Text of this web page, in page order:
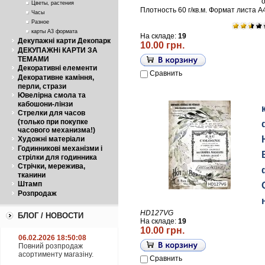
Цветы, растения
Часы
Разное
карты А3 формата
Декупажні карти Декопарк
ДЕКУПАЖНі КАРТИ ЗА
ТЕМАМИ
Декоративні елементи
Декоративне каміння,
перли, стрази
Ювелірна смола та
кабошони-лінзи
Стрелки для часов
(только при покупке
часового механизма!)
Художні матеріали
Годинникові механізми і
стрілки для годинника
Стрічки, мережива,
тканини
Штамп
Розпродаж
БЛОГ / НОВОСТИ
06.02.2026 18:50:08
Повний розпродаж
асортименту магазіну.
Плотность 60 г/кв.м. Формат листа
На складе: 19
10.00 грн.
Сравнить
HD127VG
На складе: 19
10.00 грн.
Сравнить